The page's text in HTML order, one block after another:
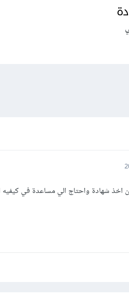
اخذ شهادة واحتاج الي مساعدة في كيفيه